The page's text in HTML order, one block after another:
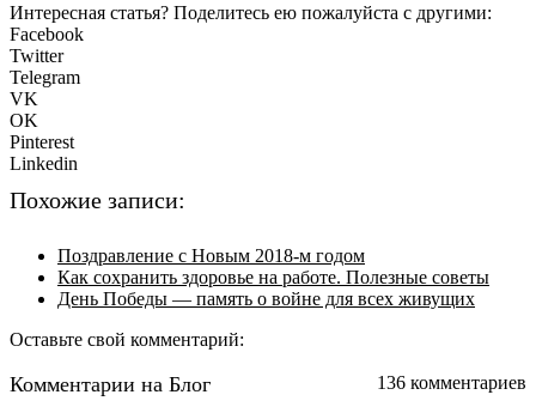
Интересная статья? Поделитесь ею пожалуйста с другими:
Facebook
Twitter
Telegram
VK
OK
Pinterest
Linkedin
Похожие записи:
Поздравление с Новым 2018-м годом
Как сохранить здоровье на работе. Полезные советы
День Победы — память о войне для всех живущих
Оставьте свой комментарий:
Комментарии на Блог 136 комментариев